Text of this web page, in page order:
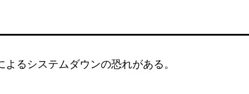
るシステムダウンの恐れがある。